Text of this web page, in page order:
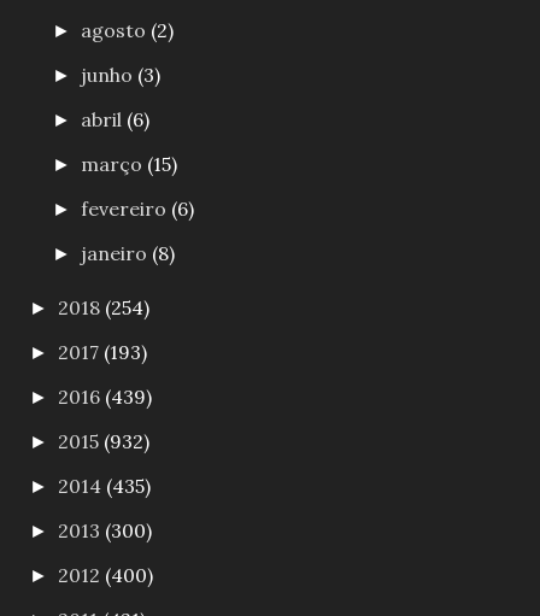
► agosto (2)
► junho (3)
► abril (6)
► março (15)
►fevereiro (6)
► janeiro (8)
► 2018 (254)
► 2017 (193)
► 2016 (439)
► 2015 (932)
► 2014 (435)
► 2013 (300)
► 2012 (400)